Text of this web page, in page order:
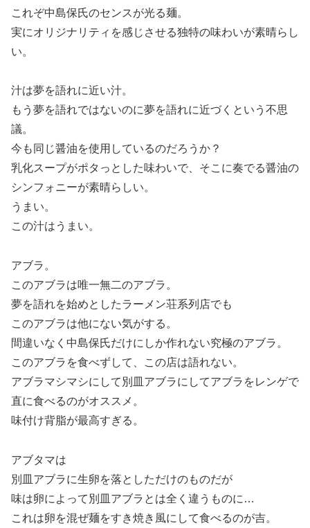
これぞ中島保氏のセンスが光る麺。
実にオリジナリティを感じさせる独特の味わいが素晴らし
い。
汁は夢を語れに近い汁。
もう夢を語れではないのに夢を語れに近づくという不思
議。
今も同じ醤油を使用しているのだろうか？
乳化スープがポタっとした味わいで、そこに奏でる醤油の
シンフォニーが素晴らしい。
うまい。
この汁はうまい。
アブラ。
このアブラは唯一無二のアブラ。
夢を語れを始めとしたラーメン荘系列店でも
このアブラは他にない気がする。
間違いなく中島保氏だけにしか作れない究極のアブラ。
このアブラを食べずして、この店は語れない。
アブラマシマシにして別皿アブラにしてアブラをレンゲで
直に食べるのがオススメ。
味付け背脂が最高すぎる。
アブタマは
別皿アブラに生卵を落としただけのものだが
味は卵によって別皿アブラとは全く違うものに…
これは卵を混ぜ麺をすき焼き風にして食べるのが吉。